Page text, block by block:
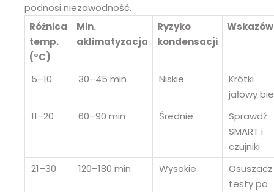
podnosi niezawodność.
Różnica
temp.
(°C)
Min.
aklimatyzacja
Ryzyko
kondensacji
5–10 30–45 min Niskie
Krótki
jałowy
11–20
60–90 min Średnie
Sprawdź
SMART i
czujniki
21–30
120–180 min Wysokie
testy po